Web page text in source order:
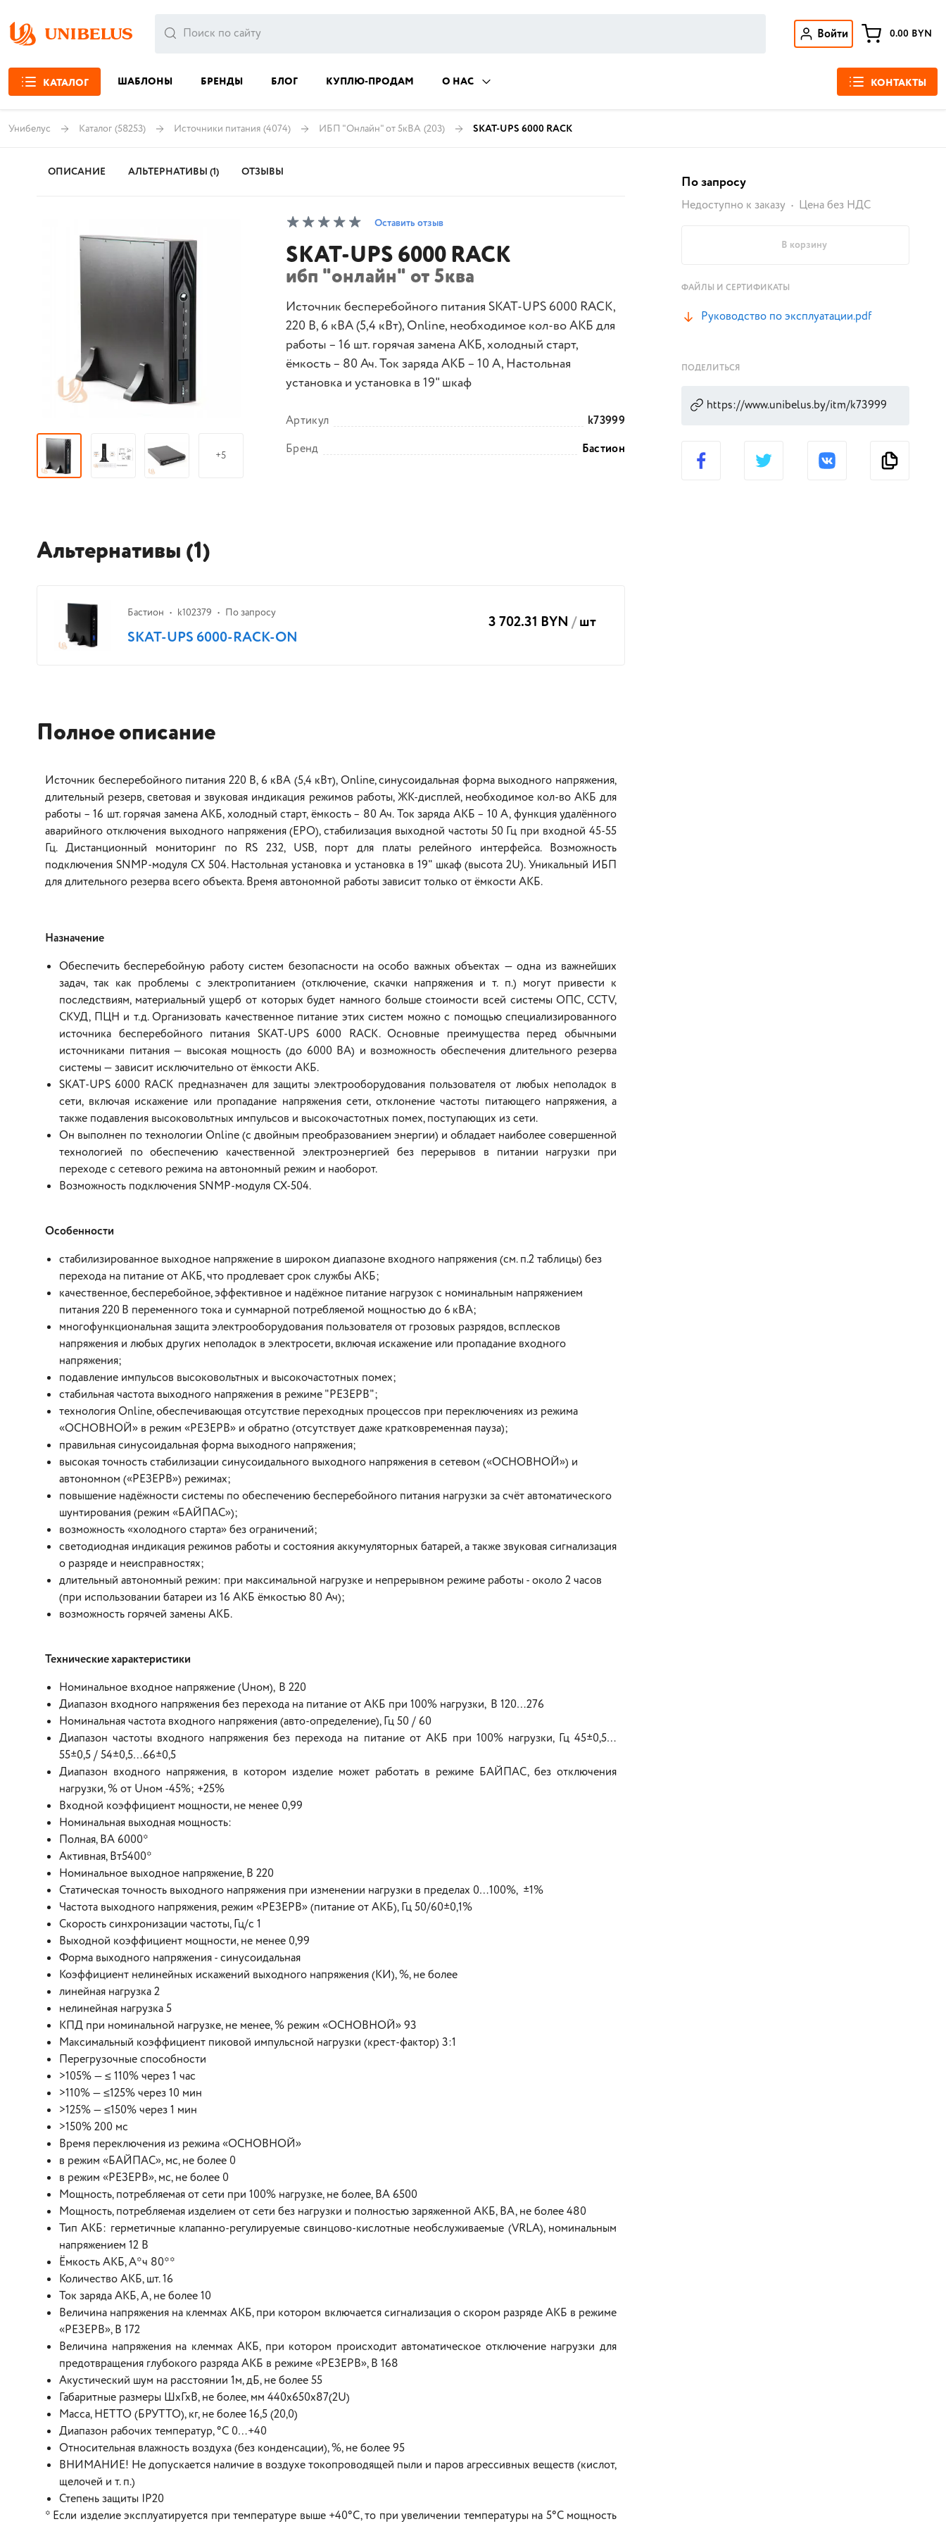
Войти 0.00 BYN
КАТАЛОГ ШАБЛОНЫ БРЕНДЫ БЛОГ КУПЛЮ-ПРОДАМ О НАС КОНТАКТЫ
Унибелус Каталог (58253) Источники питания (4074) ИБП "Онлайн" от 5кВА (203) SKAT-UPS 6000 RACK
ОПИСАНИЕ АЛЬТЕРНАТИВЫ (1) ОТЗЫВЫ
+5
Оставить отзыв
SKAT-UPS 6000 RACK
ибп "онлайн" от 5ква
Источник бесперебойного питания SKAT-UPS 6000 RACK,
220 В, 6 кВА (5,4 кВт), Online, необходимое кол-во АКБ для
работы – 16 шт. горячая замена АКБ, холодный старт,
ёмкость – 80 Ач. Ток заряда АКБ – 10 А, Настольная
установка и установка в 19" шкаф
Артикул
k73999
Бренд
Бастион
Альтернативы (1)
Бастион k102379 По запросу
SKAT-UPS 6000-RACK-ON
3 702.31 BYN /шт
Полное описание
Источник бесперебойного питания 220 В, 6 кВА (5,4 кВт), Online, синусоидальная форма выходного напряжения,
длительный резерв, световая и звуковая индикация режимов работы, ЖК-дисплей, необходимое кол-во АКБ для
работы – 16 шт. горячая замена АКБ, холодный старт, ёмкость – 80 Ач. Ток заряда АКБ – 10 А, функция удалённого
аварийного отключения выходного напряжения (EPO), стабилизация выходной частоты 50 Гц при входной 45-55
Гц. Дистанционный мониторинг по RS 232, USB, порт для платы релейного интерфейса. Возможность
подключения SNMP-модуля CX 504. Настольная установка и установка в 19" шкаф (высота 2U). Уникальный ИБП
для длительного резерва всего объекта. Время автономной работы зависит только от ёмкости АКБ.
Назначение
Обеспечить бесперебойную работу систем безопасности на особо важных объектах — одна из важнейших
задач, так как проблемы с электропитанием (отключение, скачки напряжения и т. п.) могут привести к
последствиям, материальный ущерб от которых будет намного больше стоимости всей системы ОПС, ССТV,
СКУД, ПЦН и т.д. Организовать качественное питание этих систем можно с помощью специализированного
источника бесперебойного питания SKAT-UPS 6000 RACK. Основные преимущества перед обычными
источниками питания — высокая мощность (до 6000 ВА) и возможность обеспечения длительного резерва
системы — зависит исключительно от ёмкости АКБ.
SKAT-UPS 6000 RACK предназначен для защиты электрооборудования пользователя от любых неполадок в
сети, включая искажение или пропадание напряжения сети, отклонение частоты питающего напряжения, а
также подавления высоковольтных импульсов и высокочастотных помех, поступающих из сети.
Он выполнен по технологии Online (с двойным преобразованием энергии) и обладает наиболее совершенной
технологией по обеспечению качественной электроэнергией без перерывов в питании нагрузки при
переходе с сетевого режима на автономный режим и наоборот.
Возможность подключения SNMP-модуля CX-504.
Особенности
стабилизированное выходное напряжение в широком диапазоне входного напряжения (см. п.2 таблицы) без
перехода на питание от АКБ, что продлевает срок службы АКБ;
качественное, бесперебойное, эффективное и надёжное питание нагрузок с номинальным напряжением
питания 220 В переменного тока и суммарной потребляемой мощностью до 6 кВА;
многофункциональная защита электрооборудования пользователя от грозовых разрядов, всплесков
напряжения и любых других неполадок в электросети, включая искажение или пропадание входного
напряжения;
подавление импульсов высоковольтных и высокочастотных помех;
стабильная частота выходного напряжения в режиме "РЕЗЕРВ";
технология Online, обеспечивающая отсутствие переходных процессов при переключениях из режима
«ОСНОВНОЙ» в режим «РЕЗЕРВ» и обратно (отсутствует даже кратковременная пауза);
правильная синусоидальная форма выходного напряжения;
высокая точность стабилизации синусоидального выходного напряжения в сетевом («ОСНОВНОЙ») и
автономном («РЕЗЕРВ») режимах;
повышение надёжности системы по обеспечению бесперебойного питания нагрузки за счёт автоматического
шунтирования (режим «БАЙПАС»);
возможность «холодного старта» без ограничений;
светодиодная индикация режимов работы и состояния аккумуляторных батарей, а также звуковая сигнализация
о разряде и неисправностях;
длительный автономный режим: при максимальной нагрузке и непрерывном режиме работы - около 2 часов
(при использовании батареи из 16 АКБ ёмкостью 80 Ач);
возможность горячей замены АКБ.
Технические характеристики
Номинальное входное напряжение (Uном), В 220
Диапазон входного напряжения без перехода на питание от АКБ при 100% нагрузки, В 120…276
Номинальная частота входного напряжения (авто-определение), Гц 50 / 60
Диапазон частоты входного напряжения без перехода на питание от АКБ при 100% нагрузки, Гц 45±0,5…
55±0,5 / 54±0,5…66±0,5
Диапазон входного напряжения, в котором изделие может работать в режиме БАЙПАС, без отключения
нагрузки, % от Uном -45%; +25%
Входной коэффициент мощности, не менее 0,99
Номинальная выходная мощность:
Полная, ВА 6000*
Активная, Вт5400*
Номинальное выходное напряжение, В 220
Статическая точность выходного напряжения при изменении нагрузки в пределах 0…100%, ±1%
Частота выходного напряжения, режим «РЕЗЕРВ» (питание от АКБ), Гц 50/60±0,1%
Скорость синхронизации частоты, Гц/с 1
Выходной коэффициент мощности, не менее 0,99
Форма выходного напряжения - синусоидальная
Коэффициент нелинейных искажений выходного напряжения (КИ), %, не более
линейная нагрузка 2
нелинейная нагрузка 5
КПД при номинальной нагрузке, не менее, % режим «ОСНОВНОЙ» 93
Максимальный коэффициент пиковой импульсной нагрузки (крест-фактор) 3:1
Перегрузочные способности
>105% — ≤ 110% через 1 час
>110% — ≤125% через 10 мин
>125% — ≤150% через 1 мин
>150% 200 мс
Время переключения из режима «ОСНОВНОЙ»
в режим «БАЙПАС», мс, не более 0
в режим «РЕЗЕРВ», мс, не более 0
Мощность, потребляемая от сети при 100% нагрузке, не более, ВА 6500
Мощность, потребляемая изделием от сети без нагрузки и полностью заряженной АКБ, ВА, не более 480
Тип АКБ: герметичные клапанно-регулируемые свинцово-кислотные необслуживаемые (VRLA), номинальным
напряжением 12 В
Ёмкость АКБ, А*ч 80**
Количество АКБ, шт. 16
Ток заряда АКБ, А, не более 10
Величина напряжения на клеммах АКБ, при котором включается сигнализация о скором разряде АКБ в режиме
«РЕЗЕРВ», В 172
Величина напряжения на клеммах АКБ, при котором происходит автоматическое отключение нагрузки для
предотвращения глубокого разряда АКБ в режиме «РЕЗЕРВ», В 168
Акустический шум на расстоянии 1м, дБ, не более 55
Габаритные размеры ШхГхВ, не более, мм 440х650х87(2U)
Масса, НЕТТО (БРУТТО), кг, не более 16,5 (20,0)
Диапазон рабочих температур, °С 0…+40
Относительная влажность воздуха (без конденсации), %, не более 95
ВНИМАНИЕ! Не допускается наличие в воздухе токопроводящей пыли и паров агрессивных веществ (кислот,
щелочей и т. п.)
Степень защиты IP20
* Если изделие эксплуатируется при температуре выше +40°С, то при увеличении температуры на 5°С мощность
По запросу
Недоступно к заказу Цена без НДС
В корзину
ФАЙЛЫ И СЕРТИФИКАТЫ
Руководство по эксплуатации.pdf
ПОДЕЛИТЬСЯ